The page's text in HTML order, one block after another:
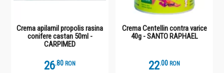
Crema apilarnil propolis rasina
conifere castan 50ml -
CARPIMED
26.8 RON
Crema Centellin contra varice
40g - SANTO RAPHAEL
22.0 RON